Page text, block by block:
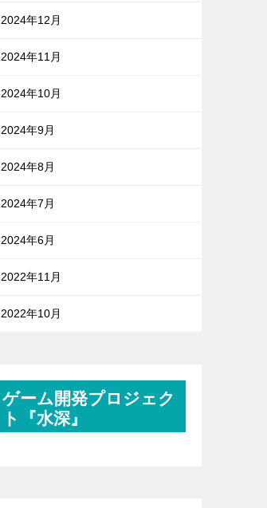
2024年12月
2024年11月
2024年10月
2024年9月
2024年8月
2024年7月
2024年6月
2022年11月
2022年10月
ゲーム開発プロジェク
ト『水深』